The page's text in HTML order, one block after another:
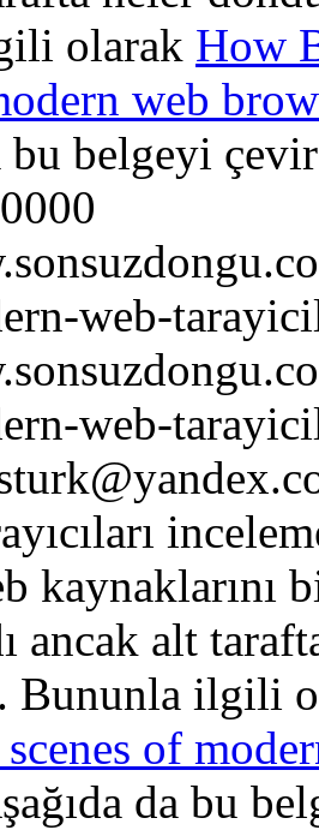
olarak How
web
bu belgeyi
web-
web-
kaynaklarını
ancak alt
Bununla ilgili
of
da bu